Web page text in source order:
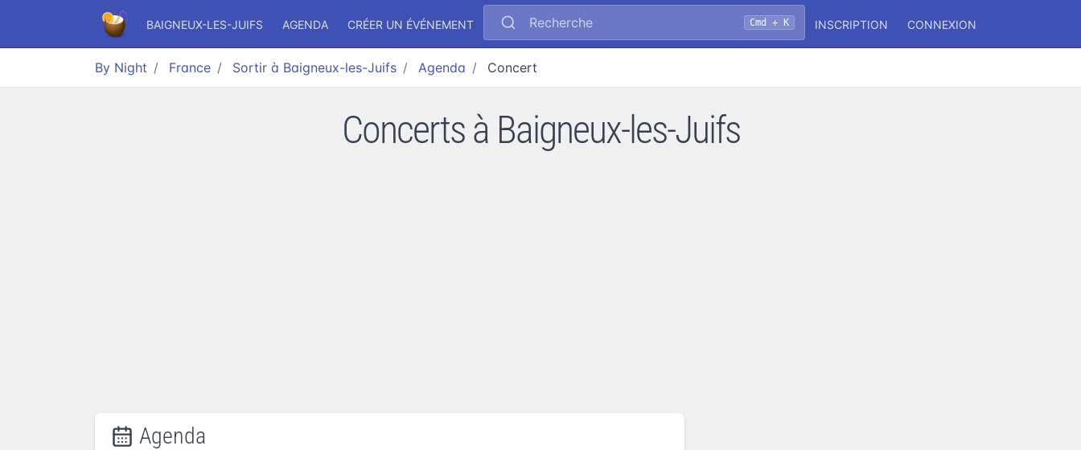
BAIGNEUX-LES-JUIFS AGENDA CRÉER UN ÉVÉNEMENT Recherche Cmd + K INSCRIPTION CONNEXION
By Night France Sortir à Baigneux-les-Juifs Agenda Concert
Concerts à Baigneux-les-Juifs
Agenda